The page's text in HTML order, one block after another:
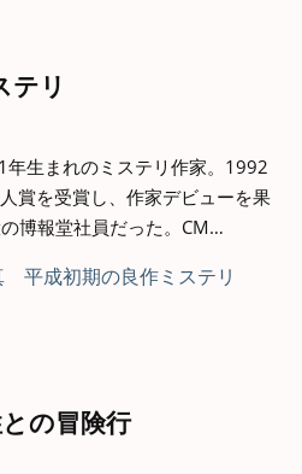
テリ
生まれのミステリ作家。1992
賞を受賞し、作家デビューを果
博報堂社員だった。CM…
の冒険行